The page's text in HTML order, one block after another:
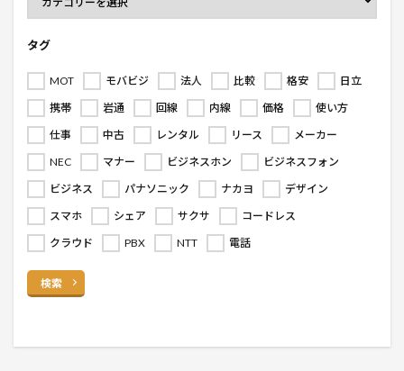
タグ
MOT モバビジ 法人 比較 格安
日立
携帯
岩通 回線 内線 価格
使い方
仕事
中古 レンタル リース
メーカー
NEC
マナー ビジネスホン
ビジネスフォン
ビジネス
パナソニック ナカヨ
デザイン
スマホ
シェア サクサ
コードレス
クラウド
PBX NTT 電話
検索